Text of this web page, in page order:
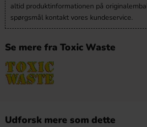
altid produktinformationen på
spørgsmål kontakt vores kundeservice.
Se mere fra Toxic Waste
Udforsk mere som dette